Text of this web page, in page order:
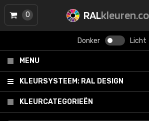
RAL
Donker Licht
MENU
KLEURSYSTEEM: RAL DESIGN
KLEURCATEGORIEËN
0